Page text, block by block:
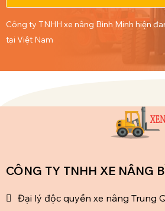
Công ty TNHH xe nâng Bình Minh hiện
tại Việt Nam
CÔNG TY TNHH XE NÂNG
Đại lý độc quyền xe nâng Trung